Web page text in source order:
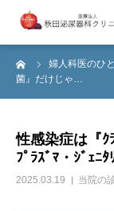
婦人科医のひ
菌』だけじゃ…
性感染症は『ｸ
ﾌﾟﾗｽﾞﾏ・ｼﾞｪﾆ
2025.03.19 当院の
当院のご紹介
医師紹介